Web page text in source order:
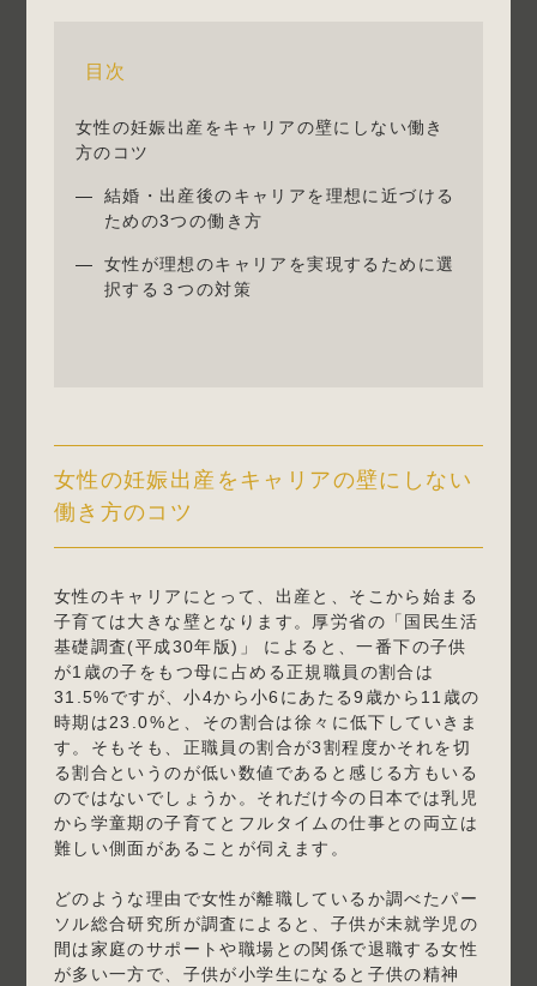
目次
女性の妊娠出産をキャリアの壁にしない働き
方のコツ
結婚・出産後のキャリアを理想に近づける
ための3つの働き方
女性が理想のキャリアを実現するために選
択する３つの対策
女性の妊娠出産をキャリアの壁にしない
働き方のコツ
女性のキャリアにとって、出産と、そこから始まる
子育ては大きな壁となります。厚労省の「国民生活
基礎調査(平成30年版)」 によると、一番下の子供
が1歳の子をもつ母に占める正規職員の割合は
31.5%ですが、小4から小6にあたる9歳から11歳の
時期は23.0%と、その割合は徐々に低下していきま
す。そもそも、正職員の割合が3割程度かそれを切
る割合というのが低い数値であると感じる方もいる
のではないでしょうか。それだけ今の日本では乳児
から学童期の子育てとフルタイムの仕事との両立は
難しい側面があることが伺えます。
どのような理由で女性が離職しているか調べたパー
ソル総合研究所が調査によると、子供が未就学児の
間は家庭のサポートや職場との関係で退職する女性
が多い一方で、子供が小学生になると子供の精神